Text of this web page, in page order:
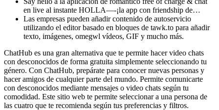
en live al instante HOLLA—-¡la app con friendship de…
Las empresas pueden añadir contenido de autoservicio
utilizando el editor basado en bloques de tawk.to para añadir
texto, imágenes, omegwl vídeos, GIF y mucho más.
ChatHub es una gran alternativa que te permite hacer video chats
con desconocidos de forma gratuita simplemente seleccionando tu
género. Con ChatHub, prepárate para conocer nuevas personas y
hacer amigos de cualquier parte del mundo. Permite comunicarte
con desconocidos mediante mensajes o video chats según tu
comodidad. Este sitio web te permite seleccionar a una persona de
las cuatro que te recomienda según tus preferencias y filtros.